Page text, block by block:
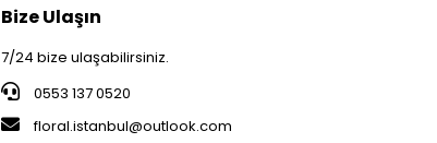
Bize Ulaşın
7/24 bize ulaşabilirsiniz.
0553 137 0520
floral.istanbul@outlook.com